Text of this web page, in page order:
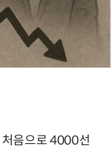
처음으로 4000선